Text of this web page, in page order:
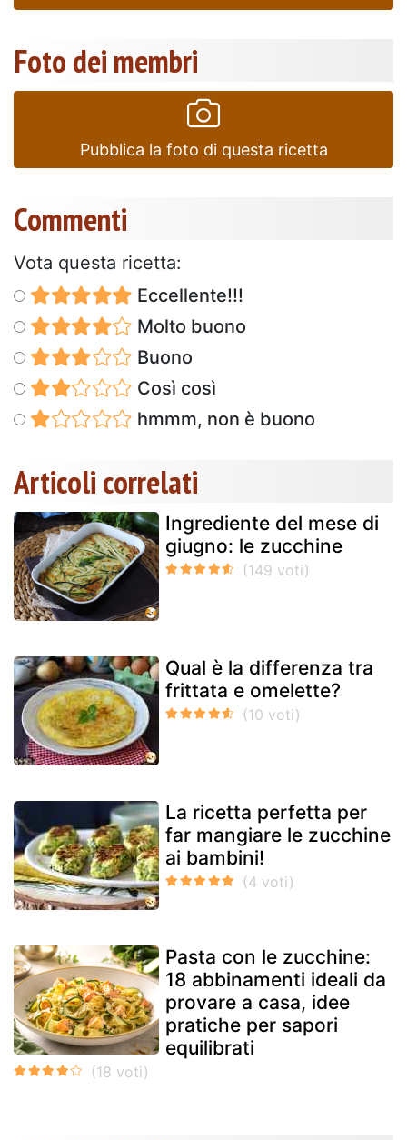
Foto dei membri
Pubblica la foto di questa ricetta
Commenti
Vota questa ricetta:
Eccellente!!!
Molto buono
Buono
Così così
hmmm, non è buono
Articoli correlati
Ingrediente del mese di
giugno: le zucchine
Qual è la differenza tra
frittata e omelette?
La ricetta perfetta per
far mangiare le zucchine
ai bambini!
Pasta con le zucchine:
18 abbinamenti ideali da
provare a casa, idee
pratiche per sapori
equilibrati